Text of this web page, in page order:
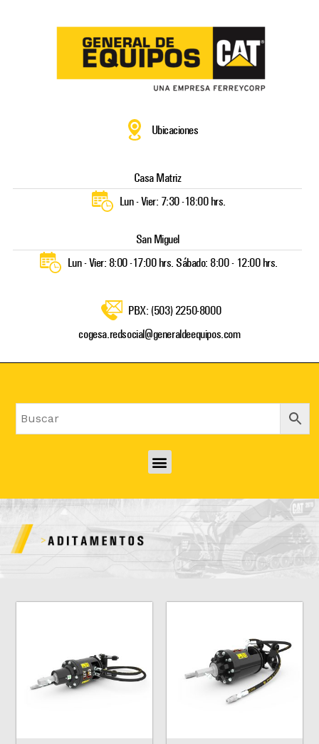
Ubicaciones
Casa Matriz
Lun - Vier: 7:30 -18:00 hrs.
San Miguel
Lun - Vier: 8:00 -17:00 hrs. Sábado: 8:00 - 12:00 hrs.
PBX: (503) 2250-8000
cogesa.redsocial@generaldeequipos.com
Menu